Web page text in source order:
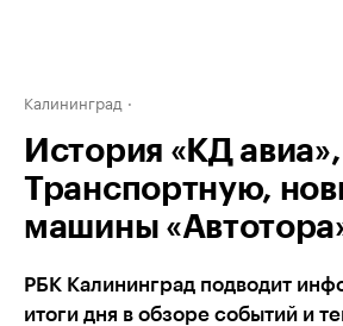
Калининград
История «КД
Транспортную,
машины
РБК Калининград подводит
итоги дня в обзоре событий и